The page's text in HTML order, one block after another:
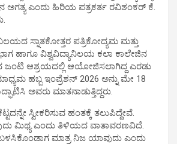
ಎಂದು ಹಿರಿಯ ಪತ್ರಕರ್ತ ರವಿಶಂಕರ್ ಕೆ.
ಸ್ನಾತಕೋತ್ತರ ಪತ್ರಿಕೋದ್ಯಮ ಮತ್ತು
ಹಾಗೂ ವಿಶ್ವವಿದ್ಯಾನಿಲಯ ಕಲಾ ಕಾಲೇಜಿನ
ಜಂಟಿ ಆಶ್ರಯದಲ್ಲಿ ಆಯೋಜಿಸಲಾಗಿದ್ದ ಎರಡು
ಹಬ್ಬ ಇಂಪ್ರೆಶನ್ 2026 ಅನ್ನು ಮೇ 18
ಅವರು ಮಾತನಾಡುತ್ತಿದ್ದರು.
ಸ್ವೀಕರಿಸುವ ಹಂತಕ್ಕೆ ತಲುಪಿದ್ದೇವೆ.
ಮಿಥ್ಯ ಎಂದು ತಿಳಿಯದ ವಾತಾವರಣವಿದೆ.
ಮಾತ್ರ ನಿಜ ಯಾವುದು ಎಂದು